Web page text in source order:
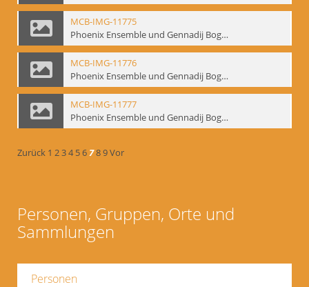
MCB-IMG-11775
Phoenix Ensemble und Gennadij Bogdanow; BM-img-105-1
MCB-IMG-11776
Phoenix Ensemble und Gennadij Bogdanow; BM-img-105-2
MCB-IMG-11777
Phoenix Ensemble und Gennadij Bogdanow; BM-img-105-3
Zurück 1 234 56789Vor
Personen, Gruppen, Orte und
Sammlungen
Personen